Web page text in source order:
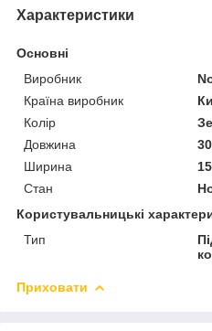
Характеристики
Основні
Виробник
Країна виробник
Колір
Довжина
Ширина
Стан
Користувальницькі
Тип
Приховати